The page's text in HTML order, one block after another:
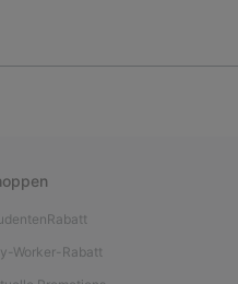
Worker-Rabatt